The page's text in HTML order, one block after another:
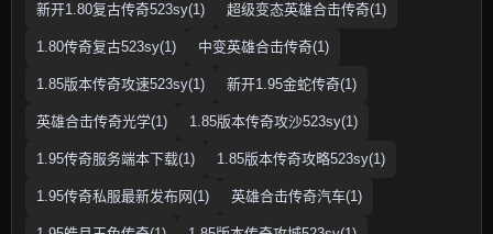
新开1.80复古传奇523sy(1) 超级变态英雄合击传奇(1)
1.80传奇复古523sy(1) 中变英雄合击传奇(1)
1.85版本传奇攻速523sy(1) 新开1.95金蛇传奇(1)
英雄合击传奇光学(1) 1.85版本传奇攻沙523sy(1)
1.95传奇服务端本下载(1) 1.85版本传奇攻略523sy(1)
1.95传奇私服最新发布网(1) 英雄合击传奇汽车(1)